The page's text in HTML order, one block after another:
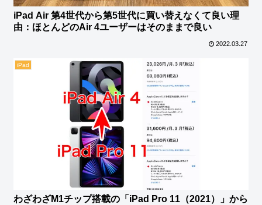
iPad Air 第4世代から第5世代に買い替えなくて良い理
由：ほとんどのAir 4ユーザーはそのままで良い
2022.03.27
iPad
わざわざM1チップ搭載の「iPad Pro 11（2021）」から